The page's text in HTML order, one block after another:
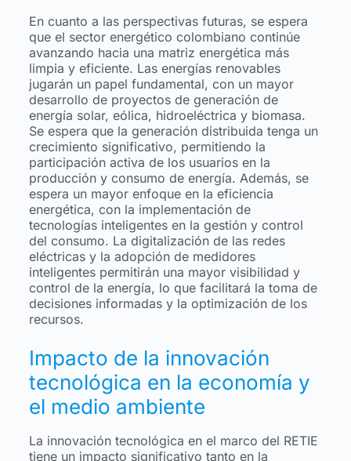
En cuanto a las perspectivas futuras, se espera
que el sector energético colombiano continúe
avanzando hacia una matriz energética más
limpia y eficiente. Las energías renovables
jugarán un papel fundamental, con un mayor
desarrollo de proyectos de generación de
energía solar, eólica, hidroeléctrica y biomasa.
Se espera que la generación distribuida tenga un
crecimiento significativo, permitiendo la
participación activa de los usuarios en la
producción y consumo de energía. Además, se
espera un mayor enfoque en la eficiencia
energética, con la implementación de
tecnologías inteligentes en la gestión y control
del consumo. La digitalización de las redes
eléctricas y la adopción de medidores
inteligentes permitirán una mayor visibilidad y
control de la energía, lo que facilitará la toma de
decisiones informadas y la optimización de los
recursos.
Impacto de la innovación
tecnológica en la economía y
el medio ambiente
La innovación tecnológica en el marco del RETIE
tiene un impacto significativo tanto en la